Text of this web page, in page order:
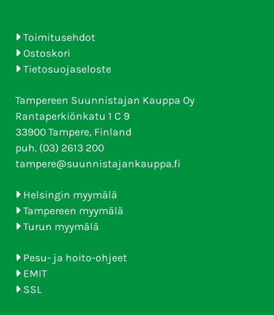
Toimitusehdot
Ostoskori
Tietosuojaseloste
Tampereen Suunnistajan Kauppa Oy
Rantaperkiönkatu 1 C 9
33900 Tampere, Finland
puh. (03) 2613 200
tampere@suunnistajankauppa.fi
Helsingin myymälä
Tampereen myymälä
Turun myymälä
Pesu- ja hoito-ohjeet
EMIT
SSL